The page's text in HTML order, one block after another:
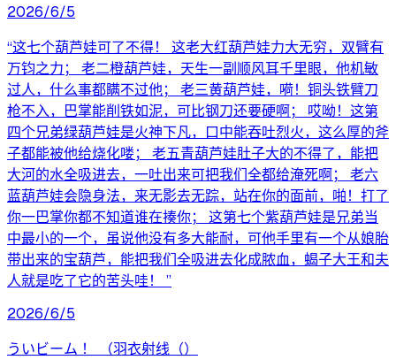
2026/6/5
“这七个葫芦娃可了不得！ 这老大红葫芦娃力大无穷，双臂有
万钧之力； 老二橙葫芦娃，天生一副顺风耳千里眼，他机敏
过人，什么事都瞒不过他； 老三黄葫芦娃，嗬！铜头铁臂刀
枪不入，巴掌能削铁如泥，可比钢刀还要硬啊； 哎呦！这第
四个兄弟绿葫芦娃是火神下凡，口中能吞吐烈火，这么厚的斧
子都能被他给烧化喽； 老五青葫芦娃肚子大的不得了，能把
大河的水全吸进去，一吐出来可把我们全都给淹死啊； 老六
蓝葫芦娃会隐身法，来无影去无踪，站在你的面前，啪！打了
你一巴掌你都不知道谁在揍你； 这第七个紫葫芦娃是兄弟当
中最小的一个，虽说他没有多大能耐，可他手里有一个从娘胎
带出来的宝葫芦，能把我们全吸进去化成脓血，蝎子大王和夫
人就是吃了它的苦头哇！ ”
2026/6/5
ういビーム ！ （羽衣射线（）